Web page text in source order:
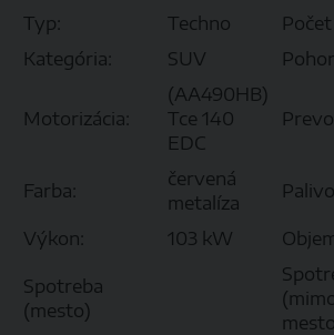
Typ: Techno
Kategória:
SUV
Motorizácia:
(AA490HB)
Tce 140
EDC
Farba:
červená
metalíza
Výkon: 103 kW
Spotreba
(mesto)